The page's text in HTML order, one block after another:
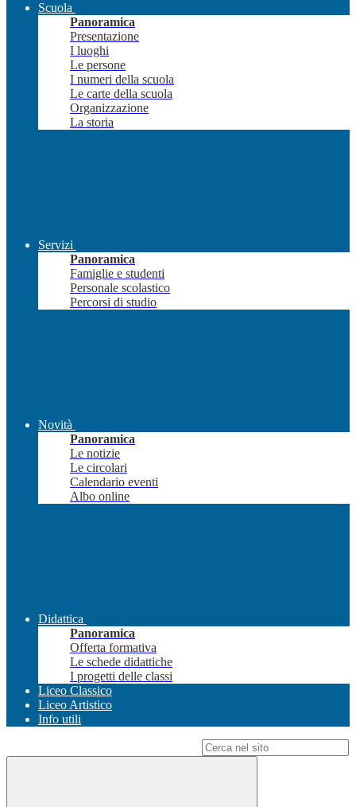
Scuola
Panoramica
Presentazione
I luoghi
Le persone
I numeri della scuola
Le carte della scuola
Organizzazione
La storia
Servizi
Panoramica
Famiglie e studenti
Personale scolastico
Percorsi di studio
Novità
Panoramica
Le notizie
Le circolari
Calendario eventi
Albo online
Didattica
Panoramica
Offerta formativa
Le schede didattiche
I progetti delle classi
Liceo Classico
Liceo Artistico
Info utili